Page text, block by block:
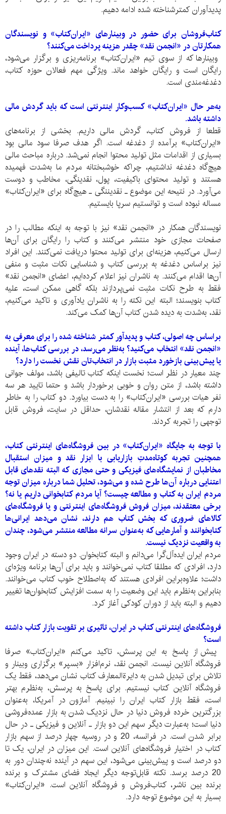
پدیدآوران کمتر‌شناخته شده ادامه دهیم.
کتاب‌فروشان برای حضور در وبینار‌‌های «ایران‌کتاب» و نویسندگان
همکار‌تان در «انجمن نقد» چقدر هزینه پرداخت می‌کنند؟
وبینار‌ها که از سوی تیم «ایران‌کتاب» برنامه‌ریزی و برگزار می‌شود،
رایگان است و رایگان خواهد ماند. ویژگی مهم فعالان حوزه کتاب،
دغدغه‌مندی است.
به‌هر حال «ایران‌کتاب» کسب‌و‌کار اینترنتی است که باید گردش مالی
داشته باشد.
قطعا از فروش کتاب، گردش مالی داریم. بخشی از برنامه‌های
«ایران‌کتاب» برآمده از دغدغه است. اگر هدف صرفا سود مالی بود
بسیاری از اقدامات مثل تولید محتوا انجام نمی‌شد. درباره مباحث مالی
هیچ‌گاه دغدغه نداشتیم، چراکه خوشبختانه مردم ما به‌شدت فهمیده
هستند و تولید محتوای باکیفیت، پول، نقدینگی، مخاطب و دوست
می‌آورد. در نتیحه این موضوع ـ نقدیننگی ـ هیچ‌گاه برای «ایران‌کتاب»
مساله نبوده است و توانستیم سر‌پا بایستیم.
نویسندگان همکار در «انجمن نقد» نیز با توجه به اینکه مطالب را در
صفحات مجازی خود منتشر می‌کنند و کتاب را رایگان برای آن‌ها
ارسال می‌کنیم، هزینه‌ای برای تولید محتوا دریافت نمی‌کنند. این افراد
نیز براساس دغدغه‌ به بررسی کتاب و شناسایی نکات مثبت و منفی
آن‌‌ها اقدام می‌کنند. به ناشران نیز اعلام کرده‌ایم، اعضای «انجمن نقد»
فقط به طرح نکات مثبت نمی‌پردازند بلکه گاهی ممکن است، علیه
کتاب بنویسند؛ البته این نکته را به ناشران یادآوری و تاکید می‌کنیم،
نقد، به‌شدت به دیده شدن کتاب آن‌ها کمک می‌کند.
براساس چه اصولی، کتاب و پدیدآور کمتر شناخته شده را برای معرفی به
«انجمن نقد» انتخاب می‌کنید؟ به‌نظر می‌رسد، در بررسی کتاب‌ها، آینده
یا پیش‌بینی بازخورد مثبت‌ بازار در انتخاب‌تان نقش نخست را دارد؟
چند معیار در‌ نظر است؛ نخست اینکه کتاب تالیفی باشد، مولف جوانی
داشته باشد، از متن روان و خوبی برخوردار باشد و حتما تایید هر سه
نفر هیات بررسی «ایران‌کتاب» را به دست بیاورد. دو کتاب را به خاطر
دارم که بعد از انتشار مقاله نقدشان، حداقل در سایت، فروش قابل‌
توجهی را تجربه کردند.
با توجه به جایگاه «ایران‌کتاب» در بین فروشگاه‌های اینترنتی کتاب،
همچنین تجربه کوتاه‌مدتِ بازار‌یابی با ابزار نقد‌ و میزان استقبال
مخاطبان از نمایشگاه‌‌های فیزیکی و حتی مجازی که البته نقد‌های قابل
اعتنایی درباره آن‌‌ها طرح شده و می‌شود، تحلیل شما درباره میزان توجه
مردم ایران به کتاب و مطالعه چیست؟ آیا مردم کتابخوانی داریم یا نه؟
برخی معتقدند، میزان فروش فروشگاه‌های اینترنتی و یا فروشگاه‌های
کالاهای ضروری که بخش کتاب هم دارند، نشان می‌دهد ایرانی‌ها
کتابخوانند و آمار‌هایی که به‌عنوان سرانه مطالعه منتشر می‌شود، چندان
به واقعیت نزدیک نیست.
مردم ایران ایده‌آل‌گرا می‌دانم و البته کتابخوان. دو دسته در ایران وجود
دارد، افرادی که مطلقا کتاب نمی‌‌خوانند و باید برای آن‌ها برنامه ویژه‌ای
داشت؛ علاوه‌براین افرادی هستند که به‌اصطلاح خوب کتاب می‌خوانند.
بنابراین به‌نظرم باید این وضعیت را به سمت افزایش کتابخوان‌ها تغییر
دهیم و البته باید از دوران کودکی آغاز کرد.
فروشگاه‌های اینترنتی کتاب در ایران، تاثیری بر تقویت بازار کتاب داشته
است؟
پیش از پاسخ به این پرسش، تاکید می‌کنم «ایران‌کتاب» صرفا
فروشگاه آنلاین نیست. انجمن نقد، نرم‌افزار «بسپر» برگزاری وبینار و
تلاش برای تبدیل شدن به دایرة‌المعارف کتاب نشان می‌دهد، فقط یک
فروشگاه آنلاین کتاب نیستیم. برای پاسخ به پرسش، به‌نظرم بهتر
است، فقط بازار کتاب ایران را نبینیم. آمازون در آمریکا، به‌عنوان
بزرگترین خرده ‌فروش دنیا در حال نزدیک شدن به بازار عمده‌فروشی
دنیا است؛ به‌عبارت دیگر سهم این دو بازار ـ آنلاین و فیزیکی ـ در حال
برابر شدن است. در فرانسه، 20 و در روسیه چهار درصد از سهم بازار
کتاب در اختیار فروشگاه‌های آنلاین است. این میزان در ایران، یک تا
دو درصد است و پیش‌بینی می‌شود، این سهم در آینده نه‌چندان دور به
20 درصد برسد. نکته قابل‌توجه دیگر ایجاد فضای مشترک و برنده
برنده بین ناشر، کتاب‌فروش و فروشگاه آنلاین است. «ایران‌کتاب»
بسیار به این موضوع توجه دارد.